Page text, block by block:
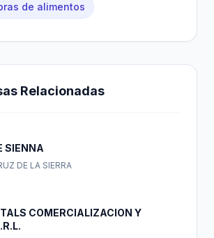
de alimentos
Relacionadas
SIENNA
DE LA SIERRA
COMERCIALIZACION Y